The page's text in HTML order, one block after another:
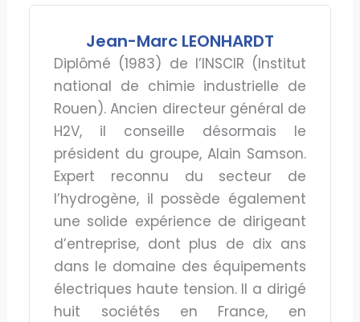
Jean-Marc LEONHARDT
Diplômé (1983) de l’INSCIR (Institut
national de chimie industrielle de
Rouen). Ancien directeur général de
H2V, il conseille désormais le
président du groupe, Alain Samson.
Expert reconnu du secteur de
l’hydrogène, il possède également
une solide expérience de dirigeant
d’entreprise, dont plus de dix ans
dans le domaine des équipements
électriques haute tension. Il a dirigé
huit sociétés en France, en